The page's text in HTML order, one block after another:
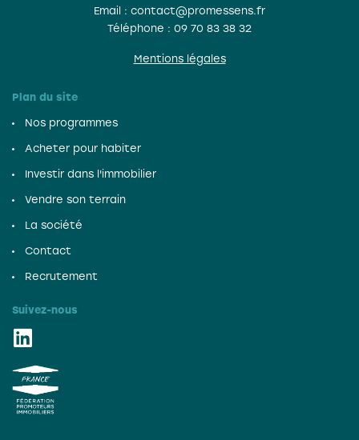
Email : contact@promessens.fr
Téléphone : 09 70 83 38 32
Mentions légales
Plan du site
Nos programmes
Acheter pour habiter
Investir dans l'immobilier
Vendre son terrain
La société
Contact
Recrutement
Suivez-nous